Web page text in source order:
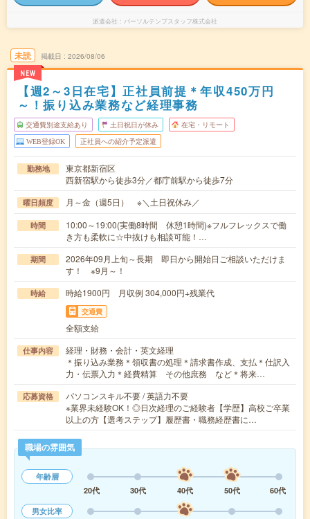
派遣会社 パーソルテンプスタッフ株式会社
未読
NEW
掲載日 2026/08/06
【週2～3日在宅】正社員前提＊年収450万円
～！振り込み業務など経理事務
交通費別途支給あり 土日祝日が休み 在宅・リモート
WEB登録OK 正社員への紹介予定派遣
勤務地
東京都新宿区
西新宿駅から徒歩3分／都庁前駅から徒歩7分
曜日頻度 月～金（週5日） ※＼土日祝休み／
時間
10:00～19:00(実働8時間 休憩1時間)※フルフレックスで働
き方も柔軟に☆中抜けも相談可能！…
期間
2026年09月上旬～長期 即日から開始日ご相談いただけま
す！ ※9月～！
時給 時給1900円 月収例 304,000円+残業代
交通費
全額支給
仕事内容
経理・財務・会計・英文経理
＊振り込み業務＊領収書の処理＊請求書作成、支払＊仕訳入
力・伝票入力＊経費精算 その他庶務 など＊将来…
応募資格
パソコンスキル不要 / 英語力不要
※業界未経験OK！◎日次経理のご経験者【学歴】高校ご卒業
以上の方【選考ステップ】履歴書・職務経歴書に…
職場の雰囲気
年齢層
20代
30代 40代 50代
60代
男女比率